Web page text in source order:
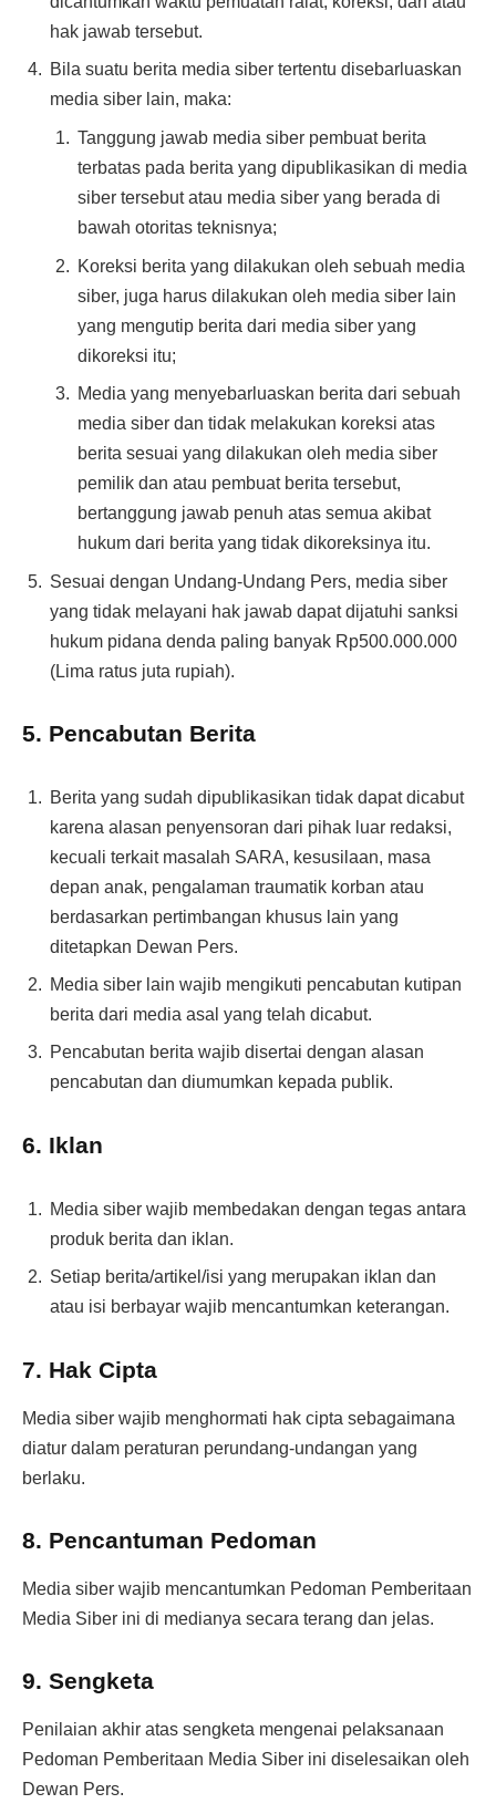
hak jawab tersebut.
Bila suatu berita media siber tertentu disebarluaskan
media siber lain, maka:
Tanggung jawab media siber pembuat berita
terbatas pada berita yang dipublikasikan di media
siber tersebut atau media siber yang berada di
bawah otoritas teknisnya;
Koreksi berita yang dilakukan oleh sebuah media
siber, juga harus dilakukan oleh media siber lain
yang mengutip berita dari media siber yang
dikoreksi itu;
Media yang menyebarluaskan berita dari sebuah
media siber dan tidak melakukan koreksi atas
berita sesuai yang dilakukan oleh media siber
pemilik dan atau pembuat berita tersebut,
bertanggung jawab penuh atas semua akibat
hukum dari berita yang tidak dikoreksinya itu.
Sesuai dengan Undang-Undang Pers, media siber
yang tidak melayani hak jawab dapat dijatuhi sanksi
hukum pidana denda paling banyak Rp500.000.000
(Lima ratus juta rupiah).
5. Pencabutan Berita
Berita yang sudah dipublikasikan tidak dapat dicabut
karena alasan penyensoran dari pihak luar redaksi,
kecuali terkait masalah SARA, kesusilaan, masa
depan anak, pengalaman traumatik korban atau
berdasarkan pertimbangan khusus lain yang
ditetapkan Dewan Pers.
Media siber lain wajib mengikuti pencabutan kutipan
berita dari media asal yang telah dicabut.
Pencabutan berita wajib disertai dengan alasan
pencabutan dan diumumkan kepada publik.
6. Iklan
Media siber wajib membedakan dengan tegas antara
produk berita dan iklan.
Setiap berita/artikel/isi yang merupakan iklan dan
atau isi berbayar wajib mencantumkan keterangan.
7. Hak Cipta
Media siber wajib menghormati hak cipta sebagaimana
diatur dalam peraturan perundang-undangan yang
berlaku.
8. Pencantuman Pedoman
Media siber wajib mencantumkan Pedoman Pemberitaan
Media Siber ini di medianya secara terang dan jelas.
9. Sengketa
Penilaian akhir atas sengketa mengenai pelaksanaan
Pedoman Pemberitaan Media Siber ini diselesaikan oleh
Dewan Pers.